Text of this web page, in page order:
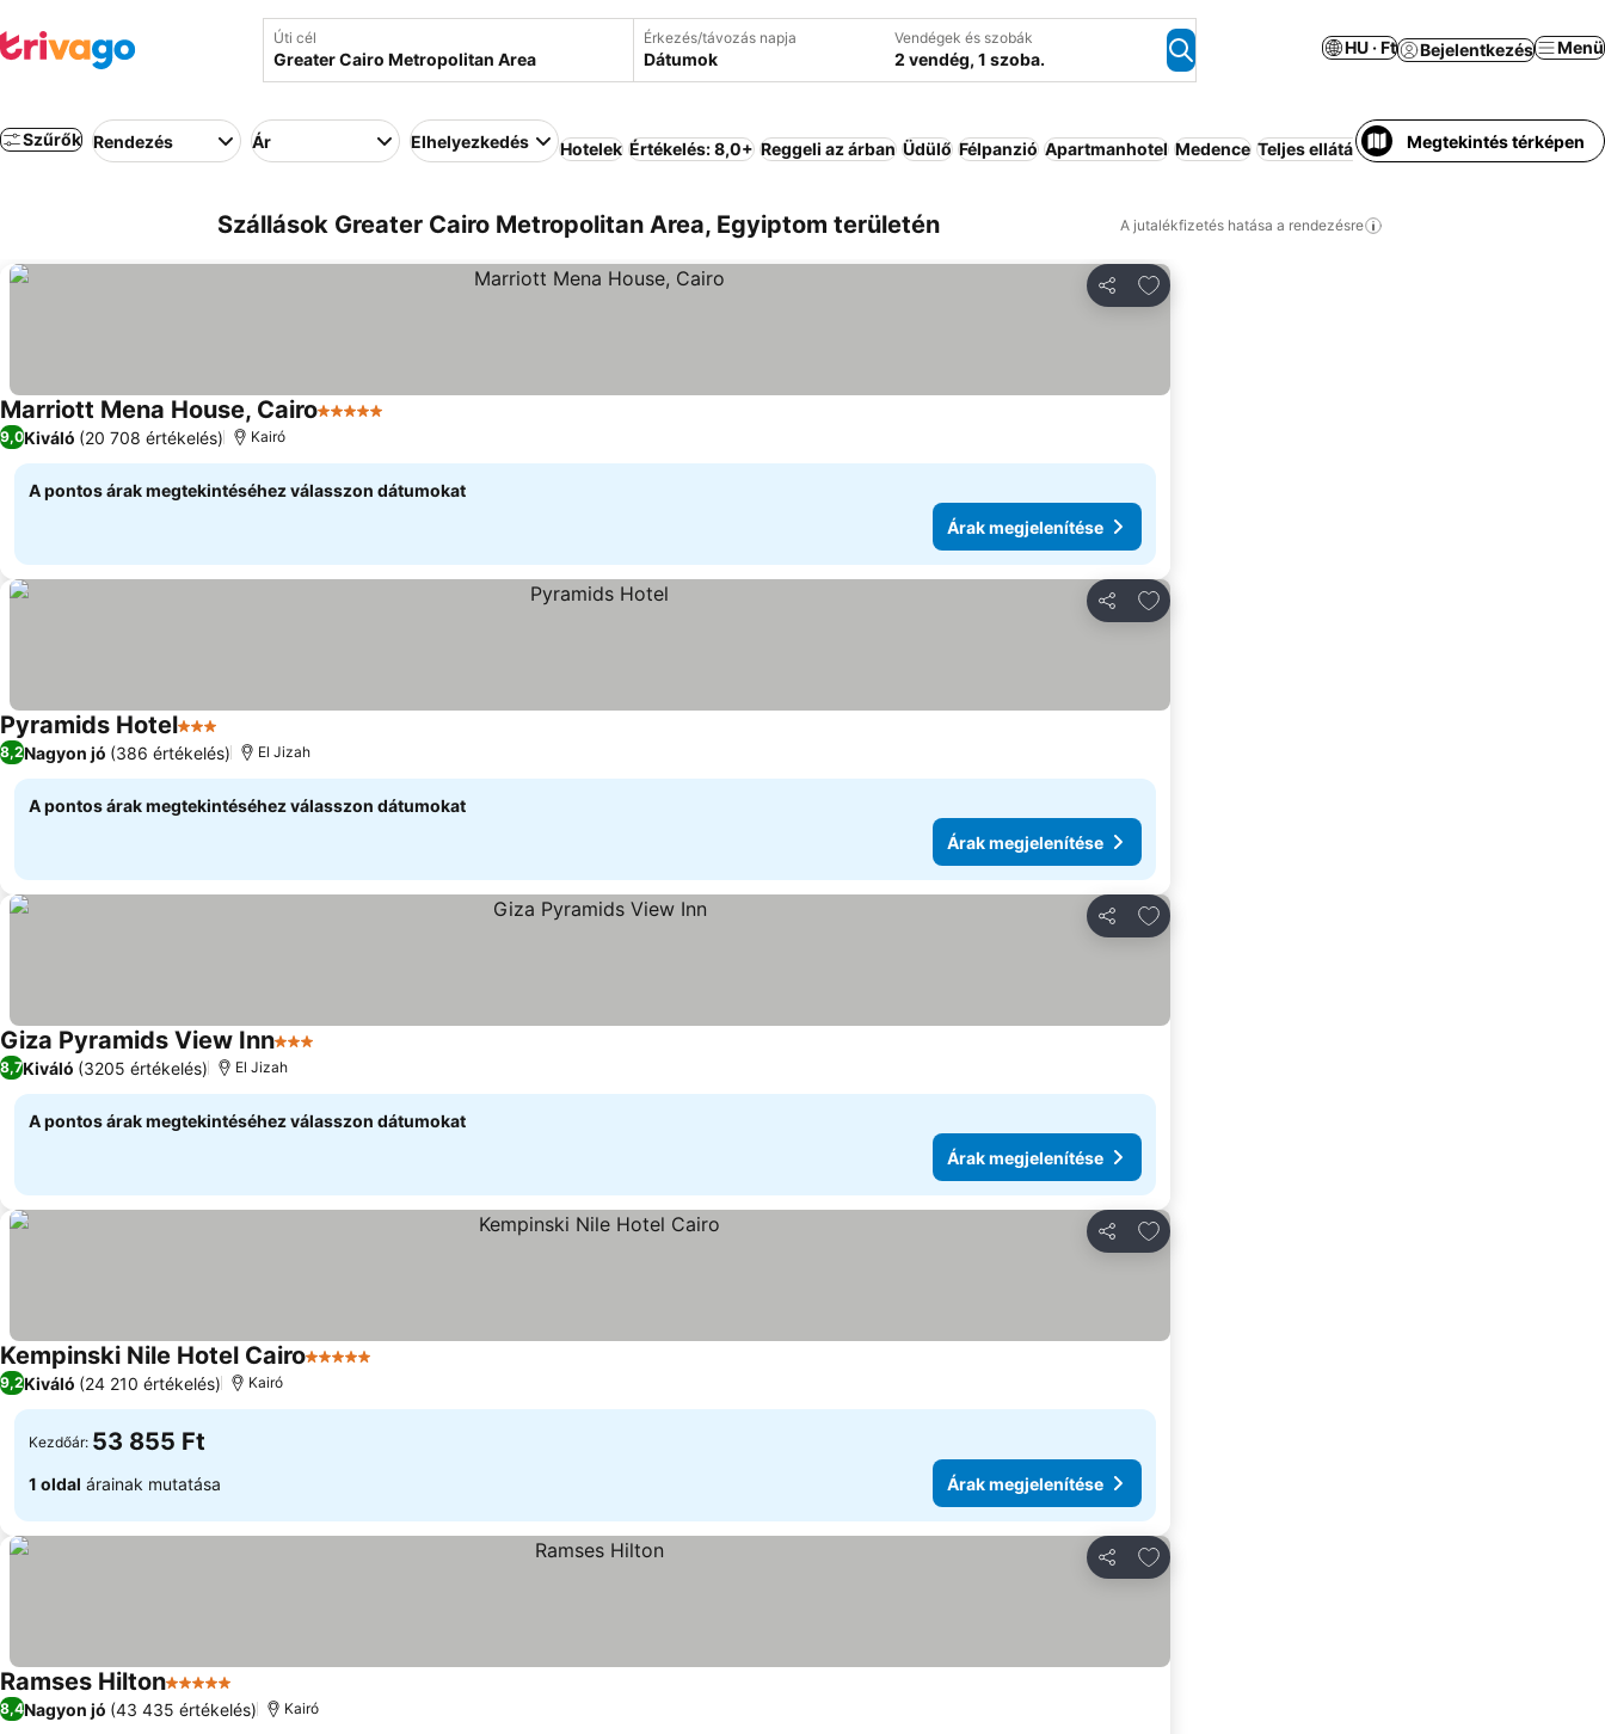
Úti cél Érkezés/távozás napja
Dátumok
Vendégek és szobák
2 vendég, 1 szoba.
HU · Ft Bejelentkezés Menü
Szűrők Rendezés Ár Elhelyezkedés Hotelek Értékelés: 8,0+ Reggeli az árban Üdülő Félpanzió Apartmanhotel Medence Teljes ellátás Családok Strand Konyha
Megtekintés térképen
Szállások Greater Cairo Metropolitan Area, Egyiptom területén A jutalékfizetés hatása a rendezésre
Megosztás
Hozzáadás a kedvencekhez
Marriott Mena House, Cairo5 Kategória
9,0Kiváló (20 708 értékelés) Kairó
A pontos árak megtekintéséhez válasszon dátumokat
Árak megjelenítése
Megosztás
Hozzáadás a kedvencekhez
Pyramids Hotel3 Kategória
8,2Nagyon jó (386 értékelés) El Jizah
A pontos árak megtekintéséhez válasszon dátumokat
Árak megjelenítése
Megosztás
Hozzáadás a kedvencekhez
Giza Pyramids View Inn3 Kategória
8,7Kiváló (3205 értékelés) El Jizah
A pontos árak megtekintéséhez válasszon dátumokat
Árak megjelenítése
Megosztás
Hozzáadás a kedvencekhez
Kempinski Nile Hotel Cairo5 Kategória
9,2Kiváló (24 210 értékelés) Kairó
Kezdőár: 53 855 Ft
1 oldal árainak mutatása Árak megjelenítése
Megosztás
Hozzáadás a kedvencekhez
Ramses Hilton5 Kategória
8,4Nagyon jó (43 435 értékelés) Kairó